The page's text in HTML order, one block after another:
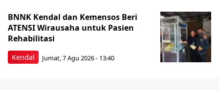
Kendal
BNNK Kendal dan Kemensos Beri
ATENSI Wirausaha untuk Pasien
Rehabilitasi
Jumat, 7 Agu 2026 - 13:40